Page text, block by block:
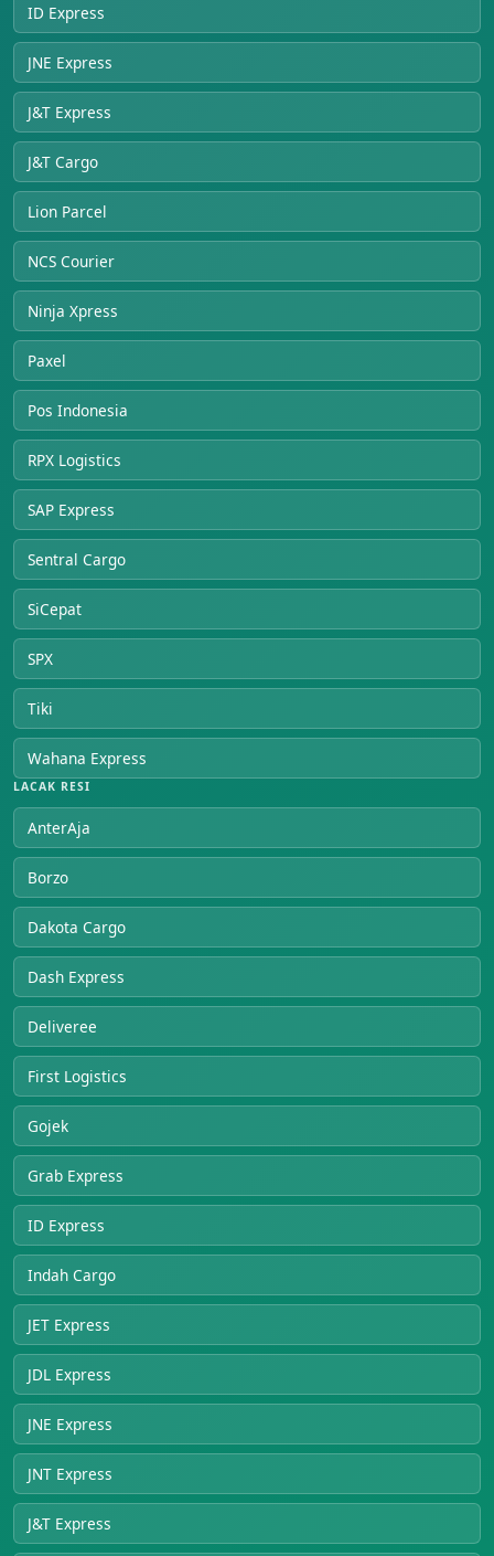
ID Express
JNE Express
J&T Express
J&T Cargo
Lion Parcel
NCS Courier
Ninja Xpress
Paxel
Pos Indonesia
RPX Logistics
SAP Express
Sentral Cargo
SiCepat
SPX
Tiki
Wahana Express
LACAK RESI
AnterAja
Borzo
Dakota Cargo
Dash Express
Deliveree
First Logistics
Gojek
Grab Express
ID Express
Indah Cargo
JET Express
JDL Express
JNE Express
JNT Express
J&T Express